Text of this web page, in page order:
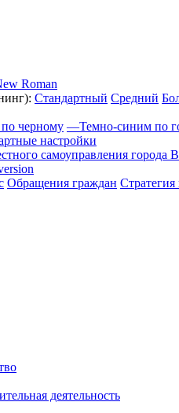
Roman
: Стандартный Средний
черному —Темно-синим по
настройки
самоуправления города
Обращения граждан Стратегия
деятельность